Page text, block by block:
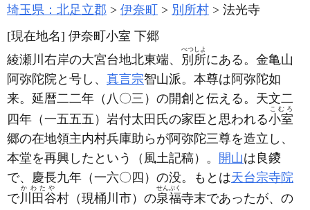
埼玉県：北足立郡 伊奈町 別所村
法光寺
[現在地名] 伊奈町小室 下郷
綾瀬川右岸の大宮台地北東端、 別所
べつしよ
にある。金亀山
阿弥陀院と号し、 真言宗智山派。本尊は阿弥陀如
来。延暦二二年 （八〇三） の開創と伝える。天文二
四年 （一五五五） 岩付太田氏の家臣と思われる小室
こむろ
郷の在地領主内村兵庫助らが阿弥陀三尊を造立し、
本堂を再興したという
（風土記稿） 。 開山は良鑁
で、慶長九年 （一六〇四） の没。もとは天台宗寺院
で川田谷
かわたや
村 （現桶川市） の泉福
せんぷく
寺末であったが、の